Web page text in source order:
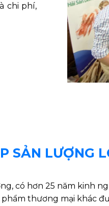
chi phí,
SẢN LƯỢNG
có hơn 25 năm kinh
thương mại khác